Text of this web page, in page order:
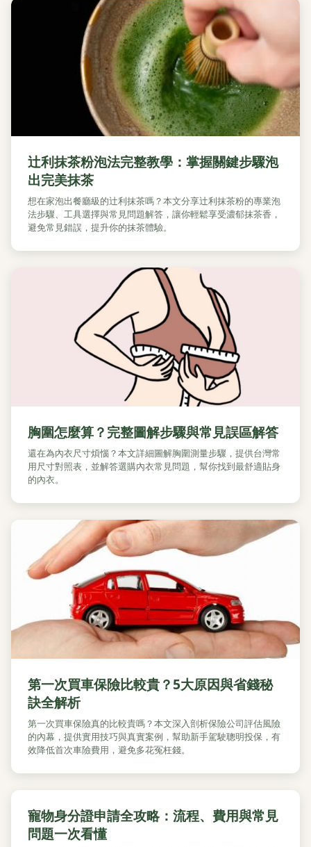
辻利抹茶粉泡法完整教學：掌握關鍵步驟泡
出完美抹茶
想在家泡出餐廳級的辻利抹茶嗎？本文分享辻利抹茶粉的專業泡
法步驟、工具選擇與常見問題解答，讓你輕鬆享受濃郁抹茶香，
避免常見錯誤，提升你的抹茶體驗。
胸圍怎麼算？完整圖解步驟與常見誤區解答
還在為內衣尺寸煩惱？本文詳細圖解胸圍測量步驟，提供台灣常
用尺寸對照表，並解答選購內衣常見問題，幫你找到最舒適貼身
的內衣。
第一次買車保險比較貴？5大原因與省錢秘
訣全解析
第一次買車保險真的比較貴嗎？本文深入剖析保險公司評估風險
的內幕，提供實用技巧與真實案例，幫助新手駕駛聰明投保，有
效降低首次車險費用，避免多花冤枉錢。
寵物身分證申請全攻略：流程、費用與常見
問題一次看懂